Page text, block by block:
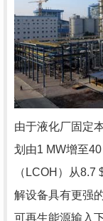
由于液化厂固定
划由1 MW增至
（LCOH）从
解设备具有更强
可再生能源输入